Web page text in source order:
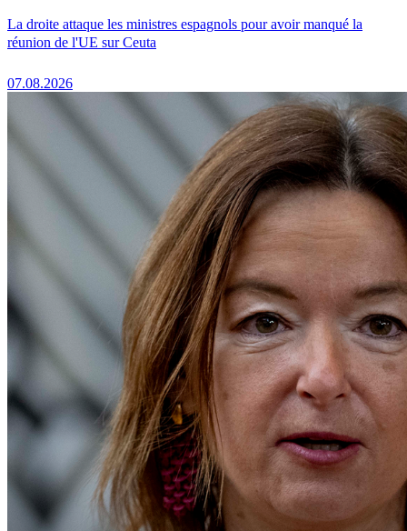
La droite attaque les ministres espagnols pour avoir manqué la
réunion de l'UE sur Ceuta
07.08.2026